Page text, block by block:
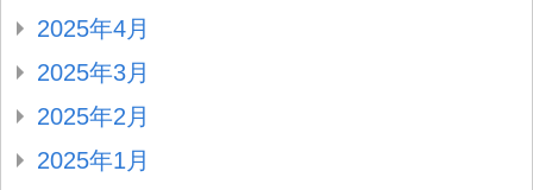
2025年4月
2025年3月
2025年2月
2025年1月